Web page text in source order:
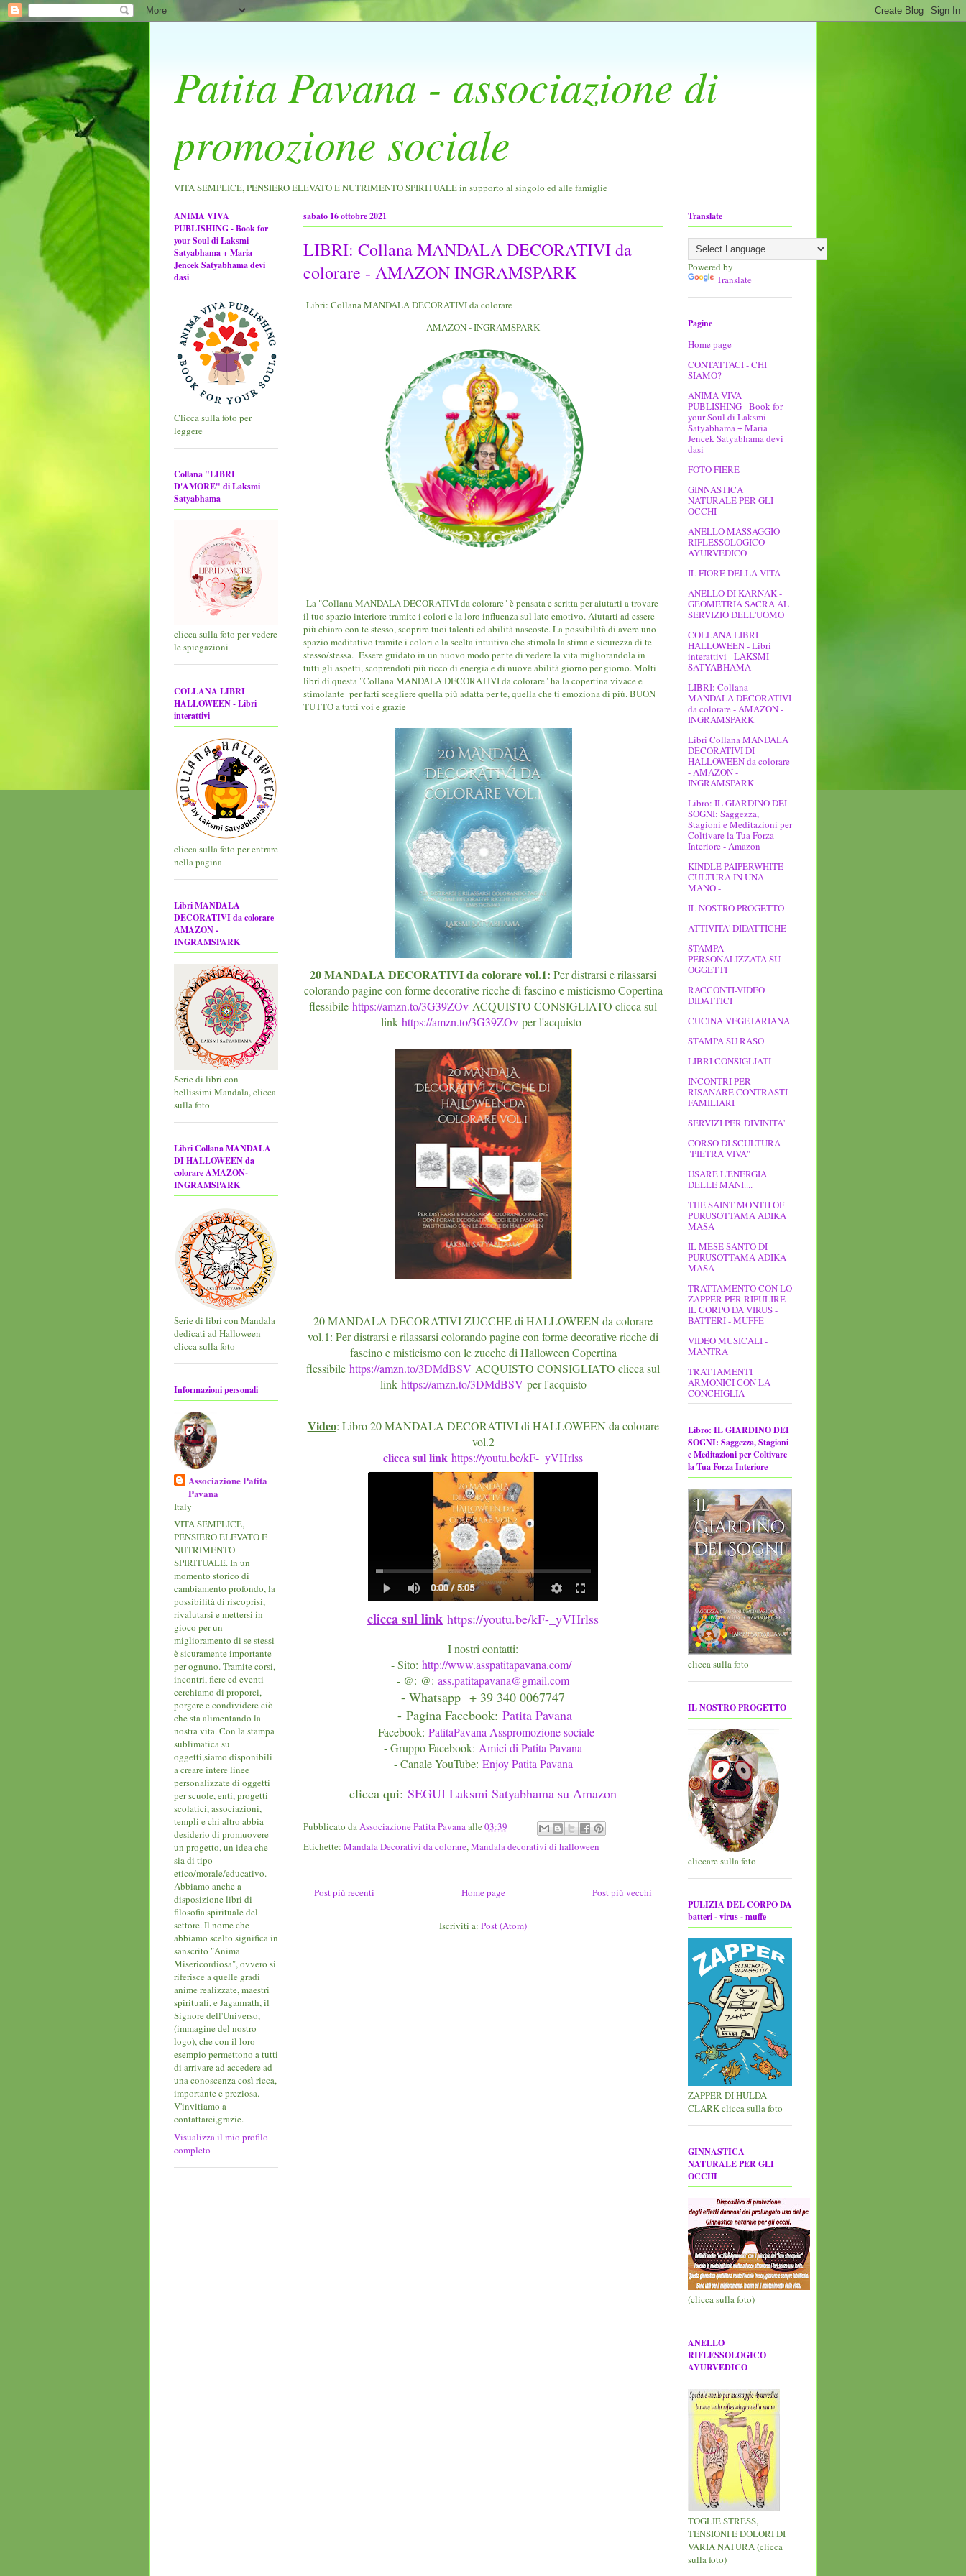
Patita Pavana - associazione di
promozione sociale
VITA SEMPLICE, PENSIERO ELEVATO E NUTRIMENTO SPIRITUALE in supporto al singolo ed alle famiglie
sabato 16 ottobre 2021
LIBRI: Collana MANDALA DECORATIVI da
colorare - AMAZON INGRAMSPARK
Libri: Collana MANDALA DECORATIVI da colorare
AMAZON - INGRAMSPARK
La "Collana MANDALA DECORATIVI da colorare" è pensata e scritta per aiutarti a trovare
il tuo spazio interiore tramite i colori e la loro influenza sul lato emotivo. Aiutarti ad essere
più chiaro con te stesso, scoprire tuoi talenti ed abilità nascoste. La possibilità di avere uno
spazio meditativo tramite i colori e la scelta intuitiva che stimola la stima e sicurezza di te
stesso/stessa. Essere guidato in un nuovo modo per te di vedere la vita migliorandola in
tutti gli aspetti, scoprendoti più ricco di energia e di nuove abilità giorno per giorno. Molti
libri di questa "Collana MANDALA DECORATIVI da colorare" ha la copertina vivace e
stimolante per farti scegliere quella più adatta per te, quella che ti emoziona di più. BUON
TUTTO a tutti voi e grazie
20 MANDALA DECORATIVI da colorare vol.1: Per distrarsi e rilassarsi
colorando pagine con forme decorative ricche di fascino e misticismo Copertina
flessibile https://amzn.to/3G39ZOv ACQUISTO CONSIGLIATO clicca sul
link https://amzn.to/3G39ZOv per l'acquisto
20 MANDALA DECORATIVI ZUCCHE di HALLOWEEN da colorare
vol.1: Per distrarsi e rilassarsi colorando pagine con forme decorative ricche di
fascino e misticismo con le zucche di Halloween Copertina
flessibile https://amzn.to/3DMdBSV ACQUISTO CONSIGLIATO clicca sul
link https://amzn.to/3DMdBSV per l'acquisto
Video: Libro 20 MANDALA DECORATIVI di HALLOWEEN da colorare
vol.2
clicca sul link https://youtu.be/kF-_yVHrlss
clicca sul link https://youtu.be/kF-_yVHrlss
I nostri contatti:
- Sito: http://www.asspatitapavana.com/
- @: @: ass.patitapavana@gmail.com
- Whatsapp + 39 340 0067747
- Pagina Facebook: Patita Pavana
- Facebook: PatitaPavana Asspromozione sociale
- Gruppo Facebook: Amici di Patita Pavana
- Canale YouTube: Enjoy Patita Pavana
clicca qui: SEGUI Laksmi Satyabhama su Amazon
Pubblicato daAssociazione Patita Pavanaalle03:39
Etichette: Mandala Decorativi da colorare,Mandala decorativi di halloween
Post più recenti Post più vecchi
Home page
Iscriviti a: Post (Atom)
ANIMA VIVA
PUBLISHING - Book for
your Soul di Laksmi
Satyabhama + Maria
Jencek Satyabhama devi
dasi
Clicca sulla foto per
leggere
Collana "LIBRI
D'AMORE" di Laksmi
Satyabhama
clicca sulla foto per vedere
le spiegazioni
COLLANA LIBRI
HALLOWEEN - Libri
interattivi
clicca sulla foto per entrare
nella pagina
Libri MANDALA
DECORATIVI da colorare
AMAZON -
INGRAMSPARK
Serie di libri con
bellissimi Mandala, clicca
sulla foto
Libri Collana MANDALA
DI HALLOWEEN da
colorare AMAZON-
INGRAMSPARK
Serie di libri con Mandala
dedicati ad Halloween -
clicca sulla foto
Informazioni personali
Associazione Patita
Pavana
Italy
VITA SEMPLICE,
PENSIERO ELEVATO E
NUTRIMENTO
SPIRITUALE. In un
momento storico di
cambiamento profondo, la
possibilità di riscoprisi,
rivalutarsi e mettersi in
gioco per un
miglioramento di se stessi
è sicuramente importante
per ognuno. Tramite corsi,
incontri, fiere ed eventi
cerchiamo di proporci,
porgere e condividere ciò
che sta alimentando la
nostra vita. Con la stampa
sublimatica su
oggetti,siamo disponibili
a creare intere linee
personalizzate di oggetti
per scuole, enti, progetti
scolatici, associazioni,
templi e chi altro abbia
desiderio di promuovere
un progetto, un idea che
sia di tipo
etico/morale/educativo.
Abbiamo anche a
disposizione libri di
filosofia spirituale del
settore. Il nome che
abbiamo scelto significa in
sanscrito "Anima
Misericordiosa", ovvero si
riferisce a quelle gradi
anime realizzate, maestri
spirituali, e Jagannath, il
Signore dell'Universo,
(immagine del nostro
logo), che con il loro
esempio permettono a tutti
di arrivare ad accedere ad
una conoscenza così ricca,
importante e preziosa.
V'invitiamo a
contattarci,grazie.
Visualizza il mio profilo
completo
Translate
Powered by
Translate
Pagine
Home page
CONTATTACI - CHI
SIAMO?
ANIMA VIVA
PUBLISHING - Book for
your Soul di Laksmi
Satyabhama + Maria
Jencek Satyabhama devi
dasi
FOTO FIERE
GINNASTICA
NATURALE PER GLI
OCCHI
ANELLO MASSAGGIO
RIFLESSOLOGICO
AYURVEDICO
IL FIORE DELLA VITA
ANELLO DI KARNAK -
GEOMETRIA SACRA AL
SERVIZIO DELL'UOMO
COLLANA LIBRI
HALLOWEEN - Libri
interattivi - LAKSMI
SATYABHAMA
LIBRI: Collana
MANDALA DECORATIVI
da colorare - AMAZON -
INGRAMSPARK
Libri Collana MANDALA
DECORATIVI DI
HALLOWEEN da colorare
- AMAZON -
INGRAMSPARK
Libro: IL GIARDINO DEI
SOGNI: Saggezza,
Stagioni e Meditazioni per
Coltivare la Tua Forza
Interiore - Amazon
KINDLE PAIPERWHITE -
CULTURA IN UNA
MANO -
IL NOSTRO PROGETTO
ATTIVITA' DIDATTICHE
STAMPA
PERSONALIZZATA SU
OGGETTI
RACCONTI-VIDEO
DIDATTICI
CUCINA VEGETARIANA
STAMPA SU RASO
LIBRI CONSIGLIATI
INCONTRI PER
RISANARE CONTRASTI
FAMILIARI
SERVIZI PER DIVINITA'
CORSO DI SCULTURA
"PIETRA VIVA"
USARE L'ENERGIA
DELLE MANI....
THE SAINT MONTH OF
PURUSOTTAMA ADIKA
MASA
IL MESE SANTO DI
PURUSOTTAMA ADIKA
MASA
TRATTAMENTO CON LO
ZAPPER PER RIPULIRE
IL CORPO DA VIRUS -
BATTERI - MUFFE
VIDEO MUSICALI -
MANTRA
TRATTAMENTI
ARMONICI CON LA
CONCHIGLIA
Libro: IL GIARDINO DEI
SOGNI: Saggezza, Stagioni
e Meditazioni per Coltivare
la Tua Forza Interiore
clicca sulla foto
IL NOSTRO PROGETTO
cliccare sulla foto
PULIZIA DEL CORPO DA
batteri - virus - muffe
ZAPPER DI HULDA
CLARK clicca sulla foto
GINNASTICA
NATURALE PER GLI
OCCHI
(clicca sulla foto)
ANELLO
RIFLESSOLOGICO
AYURVEDICO
TOGLIE STRESS,
TENSIONI E DOLORI DI
VARIA NATURA (clicca
sulla foto)